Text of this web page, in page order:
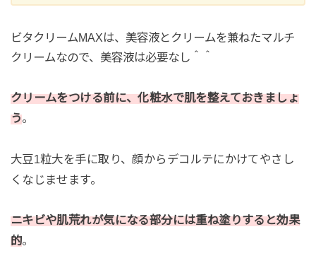
ビタクリームMAXは、美容液とクリームを兼ねたマルチ
クリームなので、美容液は必要なし＾＾
クリームをつける前に、化粧水で肌を整えておきましょ
う。
大豆1粒大を手に取り、顔からデコルテにかけてやさし
くなじませます。
ニキビや肌荒れが気になる部分には重ね塗りすると効果
的。